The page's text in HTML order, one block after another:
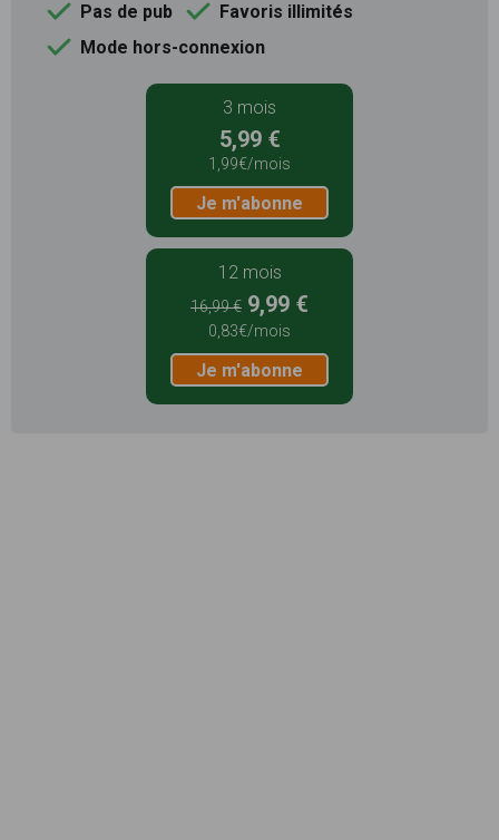
Pas de pub
Favoris illimités
Mode hors-connexion
3 mois
5,99 €
1,99€/mois
Je m'abonne
12 mois
16,99 € 9,99 €
0,83€/mois
Je m'abonne